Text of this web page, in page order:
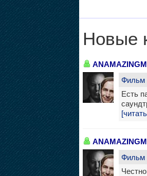
Новые
Фильм
Есть
Фильм